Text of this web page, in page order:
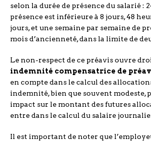
selon la durée de présence du salarié :
présence est inférieure à 8 jours, 48
jours, et une semaine par semaine de
mois d’ancienneté, dans la limite de
Le non-respect de ce préavis ouvre
indemnité compensatrice de
en compte dans le calcul des
indemnité, bien que souvent modeste,
impact sur le montant des futures
entre dans le calcul du salaire
Il est important de noter que